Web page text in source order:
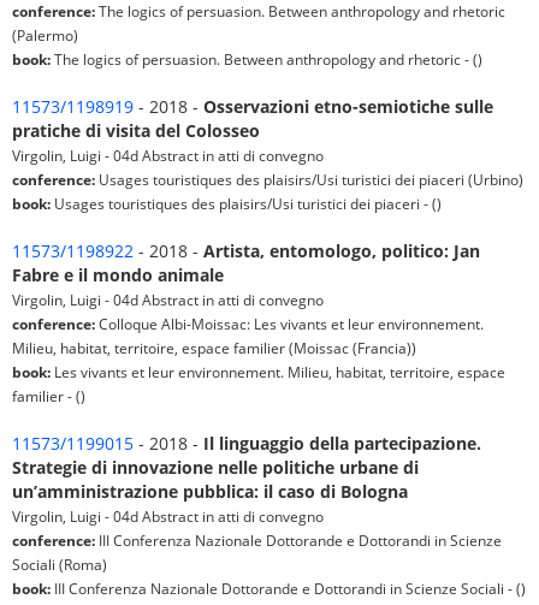
conference:The logics of persuasion. Between anthropology and rhetoric
(Palermo)
book:The logics of persuasion. Between anthropology and rhetoric - ()
11573/1198919 - 2018 - Osservazioni etno-semiotiche sulle
pratiche di visita del Colosseo
Virgolin, Luigi - 04d Abstract in atti di convegno
conference: Usages touristiques des plaisirs/Usi turistici dei piaceri (Urbino)
book: Usages touristiques des plaisirs/Usi turistici dei piaceri - ()
11573/1198922 - 2018 - Artista, entomologo, politico: Jan
Fabre e il mondo animale
Virgolin, Luigi - 04d Abstract in atti di convegno
conference:Colloque Albi-Moissac: Les vivants et leur environnement.
Milieu, habitat, territoire, espace familier (Moissac (Francia))
book: Les vivants et leur environnement. Milieu, habitat, territoire, espace
familier - ()
11573/1199015 - 2018 - Il linguaggio della partecipazione.
Strategie di innovazione nelle politiche urbane di
un’amministrazione pubblica: il caso di Bologna
Virgolin, Luigi - 04d Abstract in atti di convegno
conference: III Conferenza Nazionale Dottorande e Dottorandi in Scienze
Sociali (Roma)
book: III Conferenza Nazionale Dottorande e Dottorandi in Scienze Sociali - ()